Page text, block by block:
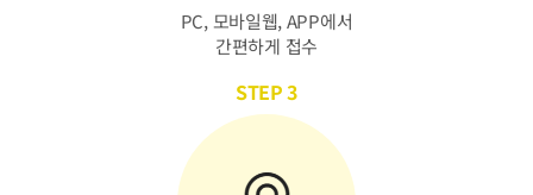
PC, 모바일웹, APP에서
간편하게 접수
STEP 3